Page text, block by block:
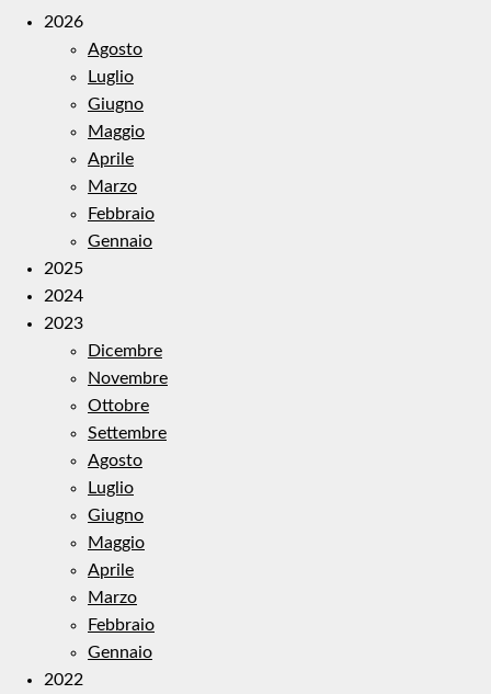
2026
Agosto
Luglio
Giugno
Maggio
Aprile
Marzo
Febbraio
Gennaio
2025
2024
2023
Dicembre
Novembre
Ottobre
Settembre
Agosto
Luglio
Giugno
Maggio
Aprile
Marzo
Febbraio
Gennaio
2022